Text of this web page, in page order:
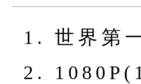
1. 世界第
2.